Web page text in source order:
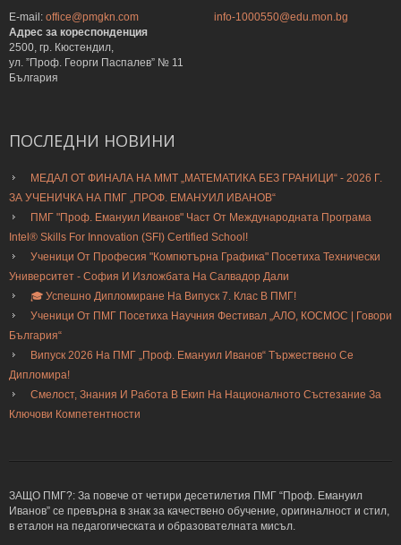
E-mail: office@pmgkn.com
info-1000550@edu.mon.bg
Адрес за кореспонденция
2500, гр. Кюстендил,
ул. ”Проф. Георги Паспалев” № 11
България
ПОСЛЕДНИ НОВИНИ
МЕДАЛ ОТ ФИНАЛА НА ММТ „МАТЕМАТИКА БЕЗ ГРАНИЦИ“ - 2026 Г.
ЗА УЧЕНИЧКА НА ПМГ „ПРОФ. ЕМАНУИЛ ИВАНОВ“
ПМГ "Проф. Емануил Иванов" Част От Международната Програма
Intel® Skills For Innovation (SFI) Certified School!
Ученици От Професия "Компютърна Графика" Посетиха Технически
Университет - София И Изложбата На Салвадор Дали
🎓 Успешно Дипломиране На Випуск 7. Клас В ПМГ!
Ученици От ПМГ Посетиха Научния Фестивал „АЛО, КОСМОС | Говори
България“
Випуск 2026 На ПМГ „Проф. Емануил Иванов“ Тържествено Се
Дипломира!
Смелост, Знания И Работа В Екип На Националното Състезание За
Ключови Компетентности
ЗАЩО ПМГ?: За повече от четири десетилетия ПМГ “Проф. Емануил
Иванов” се превърна в знак за качествено обучение, оригиналност и стил,
в еталон на педагогическата и образователната мисъл.